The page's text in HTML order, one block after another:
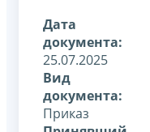
Дата
документа:
25.07.2025
Вид
документа:
Приказ